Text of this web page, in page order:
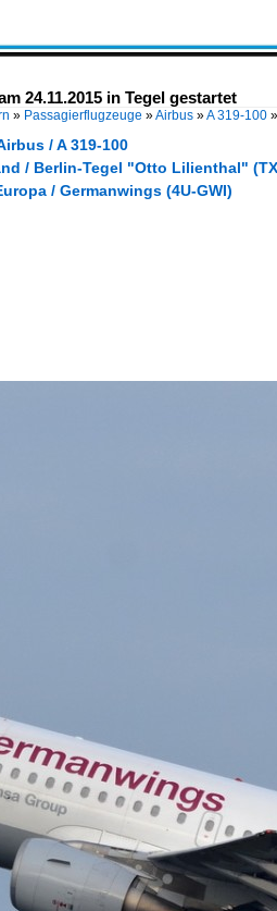
24.11.2015 in Tegel gestartet
» Passagierflugzeuge »Airbus »A 319-100 »
/ A 319-100
/ Berlin-Tegel "Otto Lilienthal"
/ Germanwings (4U-GWI)